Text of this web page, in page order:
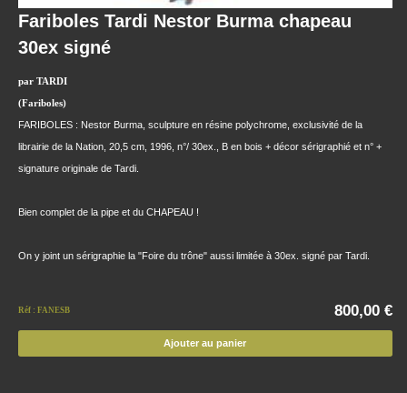
Fariboles Tardi Nestor Burma chapeau
30ex signé
par TARDI
(Fariboles)
FARIBOLES : Nestor Burma, sculpture en résine polychrome, exclusivité de la
librairie de la Nation, 20,5 cm, 1996, n°/ 30ex., B en bois + décor sérigraphié et n° +
signature originale de Tardi.
Bien complet de la pipe et du CHAPEAU !
On y joint un sérigraphie la "Foire du trône" aussi limitée à 30ex. signé par Tardi.
Réf : FANESB 800,00 €
Ajouter au panier